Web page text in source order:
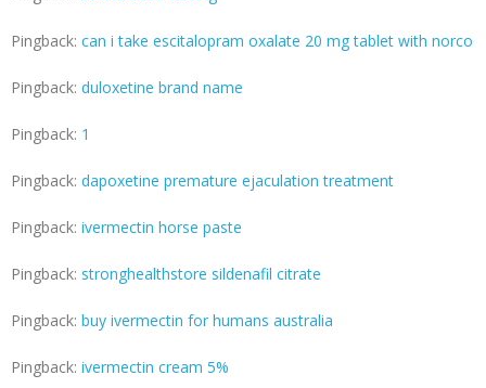
Pingback: can i take escitalopram oxalate 20 mg tablet with norco
Pingback: duloxetine brand name
Pingback: 1
Pingback: dapoxetine premature ejaculation treatment
Pingback: ivermectin horse paste
Pingback: stronghealthstore sildenafil citrate
Pingback: buy ivermectin for humans australia
Pingback: ivermectin cream 5%